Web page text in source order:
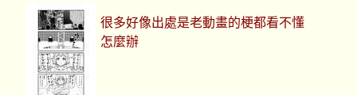
很多好像出處是老動畫的梗都看不懂
怎麼辦